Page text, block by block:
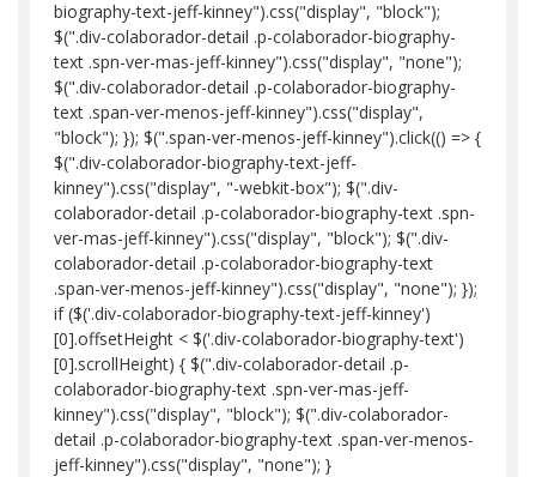
biography-text-jeff-kinney").css("display", "block");
$(".div-colaborador-detail .p-colaborador-biography-
text .spn-ver-mas-jeff-kinney").css("display", "none");
$(".div-colaborador-detail .p-colaborador-biography-
text .span-ver-menos-jeff-kinney").css("display",
"block"); }); $(".span-ver-menos-jeff-kinney").click(() => {
$(".div-colaborador-biography-text-jeff-
kinney").css("display", "-webkit-box"); $(".div-
colaborador-detail .p-colaborador-biography-text .spn-
ver-mas-jeff-kinney").css("display", "block"); $(".div-
colaborador-detail .p-colaborador-biography-text
.span-ver-menos-jeff-kinney").css("display", "none"); });
if ($('.div-colaborador-biography-text-jeff-kinney')
[0].offsetHeight < $('.div-colaborador-biography-text')
[0].scrollHeight) { $(".div-colaborador-detail .p-
colaborador-biography-text .spn-ver-mas-jeff-
kinney").css("display", "block"); $(".div-colaborador-
detail .p-colaborador-biography-text .span-ver-menos-
jeff-kinney").css("display", "none"); }